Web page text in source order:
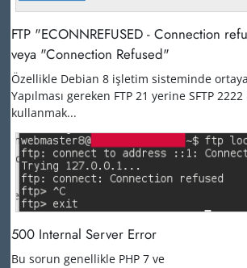
FTP "ECONNREFUSED - Connection
veya "Connection Refused"
Özellikle Debian 8 işletim sisteminde
Yapılması gereken FTP 21 yerine SFTP
kullanmak...
500 Internal Server Error
Bu sorun genellikle PHP 7 ve